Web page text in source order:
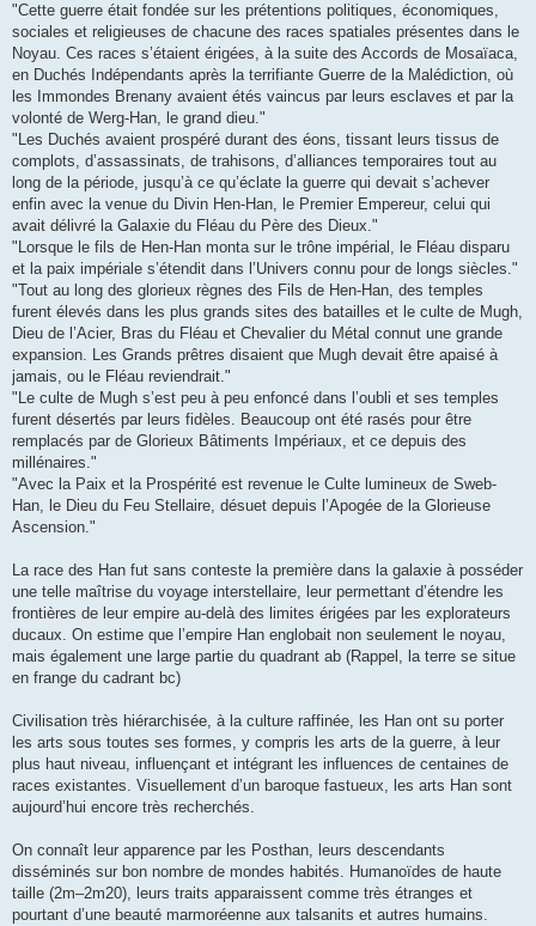
"Cette guerre était fondée sur les prétentions politiques, économiques,
sociales et religieuses de chacune des races spatiales présentes dans le
Noyau. Ces races s’étaient érigées, à la suite des Accords de Mosaïaca,
en Duchés Indépendants après la terrifiante Guerre de la Malédiction, où
les Immondes Brenany avaient étés vaincus par leurs esclaves et par la
volonté de Werg-Han, le grand dieu."
"Les Duchés avaient prospéré durant des éons, tissant leurs tissus de
complots, d’assassinats, de trahisons, d’alliances temporaires tout au
long de la période, jusqu’à ce qu’éclate la guerre qui devait s’achever
enfin avec la venue du Divin Hen-Han, le Premier Empereur, celui qui
avait délivré la Galaxie du Fléau du Père des Dieux."
"Lorsque le fils de Hen-Han monta sur le trône impérial, le Fléau disparu
et la paix impériale s’étendit dans l’Univers connu pour de longs siècles."
"Tout au long des glorieux règnes des Fils de Hen-Han, des temples
furent élevés dans les plus grands sites des batailles et le culte de Mugh,
Dieu de l’Acier, Bras du Fléau et Chevalier du Métal connut une grande
expansion. Les Grands prêtres disaient que Mugh devait être apaisé à
jamais, ou le Fléau reviendrait."
"Le culte de Mugh s’est peu à peu enfoncé dans l’oubli et ses temples
furent désertés par leurs fidèles. Beaucoup ont été rasés pour être
remplacés par de Glorieux Bâtiments Impériaux, et ce depuis des
millénaires."
"Avec la Paix et la Prospérité est revenue le Culte lumineux de Sweb-
Han, le Dieu du Feu Stellaire, désuet depuis l’Apogée de la Glorieuse
Ascension."
La race des Han fut sans conteste la première dans la galaxie à posséder
une telle maîtrise du voyage interstellaire, leur permettant d’étendre les
frontières de leur empire au-delà des limites érigées par les explorateurs
ducaux. On estime que l’empire Han englobait non seulement le noyau,
mais également une large partie du quadrant ab (Rappel, la terre se situe
en frange du cadrant bc)
Civilisation très hiérarchisée, à la culture raffinée, les Han ont su porter
les arts sous toutes ses formes, y compris les arts de la guerre, à leur
plus haut niveau, influençant et intégrant les influences de centaines de
races existantes. Visuellement d’un baroque fastueux, les arts Han sont
aujourd’hui encore très recherchés.
On connaît leur apparence par les Posthan, leurs descendants
disséminés sur bon nombre de mondes habités. Humanoïdes de haute
taille (2m–2m20), leurs traits apparaissent comme très étranges et
pourtant d’une beauté marmoréenne aux talsanits et autres humains.